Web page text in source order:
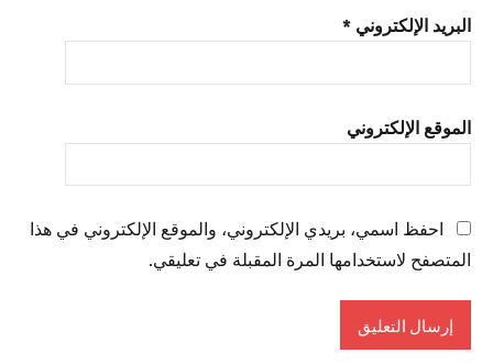
البريد الإلكتروني *
الموقع الإلكتروني
احفظ اسمي، بريدي الإلكتروني، والموقع الإلكتروني في هذا
المتصفح لاستخدامها المرة المقبلة في تعليقي.